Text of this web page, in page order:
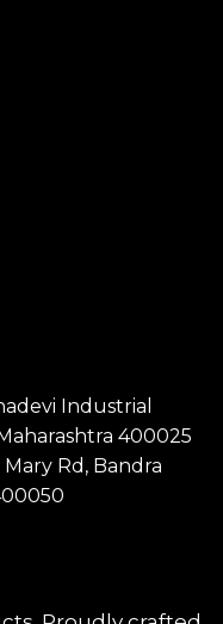
Industrial
400025
Rd, Bandra